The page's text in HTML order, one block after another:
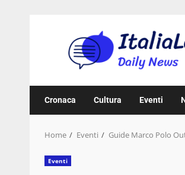
Cronaca Cultura Eventi
Home Eventi Guide Marco Polo
Eventi